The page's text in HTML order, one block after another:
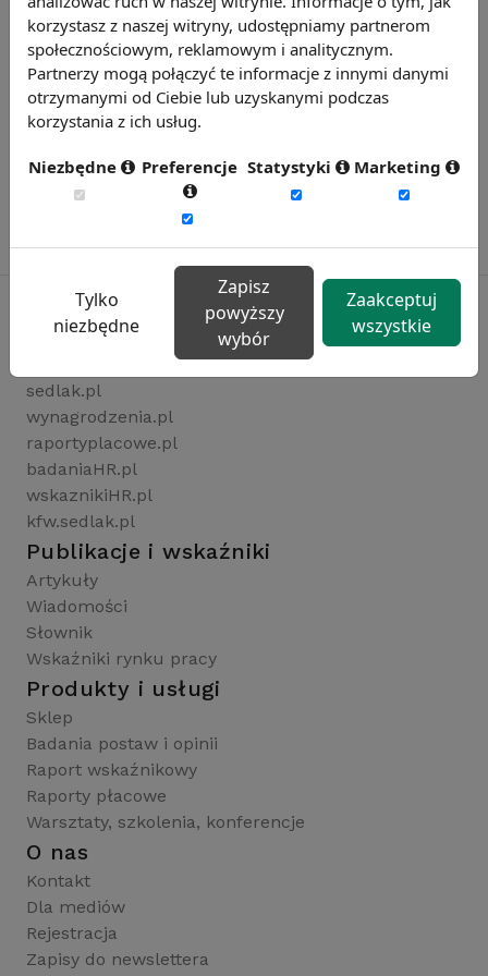
Rynekpracy.pl
sedlak.pl
wynagrodzenia.pl
raportyplacowe.pl
badaniaHR.pl
wskaznikiHR.pl
kfw.sedlak.pl
Publikacje i wskaźniki
Artykuły
Wiadomości
Słownik
Wskaźniki rynku pracy
Produkty i usługi
Sklep
Badania postaw i opinii
Raport wskaźnikowy
Raporty płacowe
Warsztaty, szkolenia, konferencje
O nas
Kontakt
Dla mediów
Rejestracja
Zapisy do newslettera
korzystasz z naszej witryny, udostępniamy partnerom
społecznościowym, reklamowym i analitycznym.
Partnerzy mogą połączyć te informacje z innymi danymi
otrzymanymi od Ciebie lub uzyskanymi podczas
korzystania z ich usług.
Niezbędne Preferencje Statystyki Marketing
Tylko
niezbędne
Zapisz
powyższy
wybór
Zaakceptuj
wszystkie